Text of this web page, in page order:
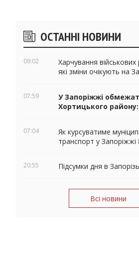
Бічні
віджети
ОСТАННІ НОВИНИ
09:02
Харчування
які зміни очікують на
07:59
У Запоріжжі
Хортицького району:
07:04
Як курсуватиме
транспорт у Запоріжжі
20:55 Підсумки дня в
Всі новини